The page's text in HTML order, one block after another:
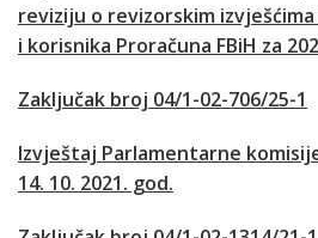
reviziju o revizorskim
i korisnika Proračuna FBiH za
Zaključak broj 04/1-02-706/25-1
Izvještaj Parlamentarne
14. 10. 2021. god.